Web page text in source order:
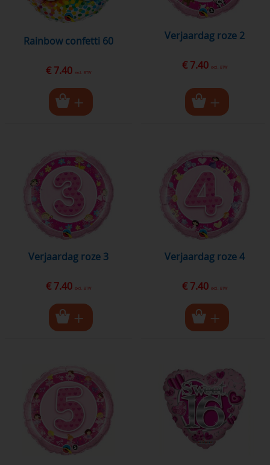
Rainbow confetti 60
€ 7.40 excl. BTW
Verjaardag roze 2
€ 7.40 excl. BTW
Verjaardag roze 3
€ 7.40 excl. BTW
Verjaardag roze 4
€ 7.40 excl. BTW